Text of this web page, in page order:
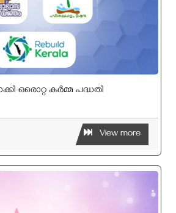
ഒരൊറ്റ കർമ്മ പദ്ധതി
View more